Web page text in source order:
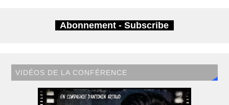
Abonnement - Subscribe
VIDÉOS DE LA CONFÉRENCE